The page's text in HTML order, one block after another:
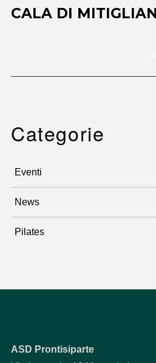
CALA DI
Categorie
Eventi
News
Pilates
ASD Prontisiparte